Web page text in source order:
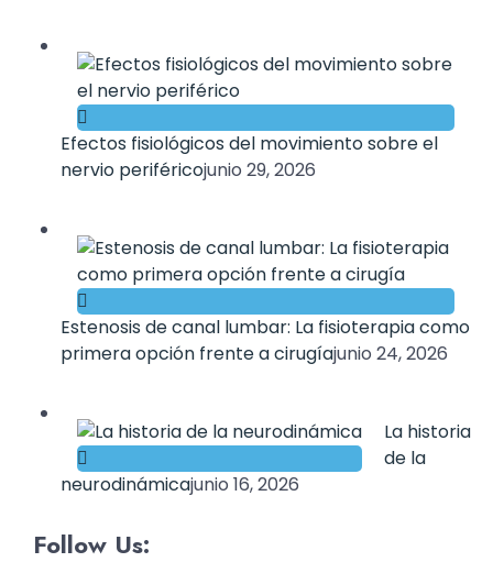
Efectos fisiológicos del movimiento sobre el
nervio periféricojunio 29, 2026
Estenosis de canal lumbar: La fisioterapia como
primera opción frente a cirugíajunio 24, 2026
La historia
de la
neurodinámicajunio 16, 2026
Follow Us: